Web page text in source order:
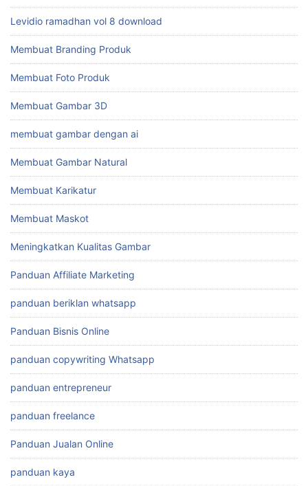
Levidio ramadhan vol 8 download
Membuat Branding Produk
Membuat Foto Produk
Membuat Gambar 3D
membuat gambar dengan ai
Membuat Gambar Natural
Membuat Karikatur
Membuat Maskot
Meningkatkan Kualitas Gambar
Panduan Affiliate Marketing
panduan beriklan whatsapp
Panduan Bisnis Online
panduan copywriting Whatsapp
panduan entrepreneur
panduan freelance
Panduan Jualan Online
panduan kaya